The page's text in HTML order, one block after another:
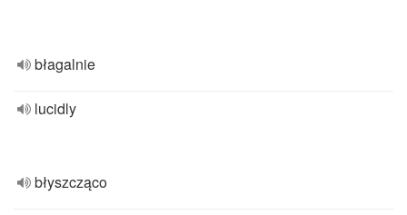
błagalnie
lucidly
błyszcząco